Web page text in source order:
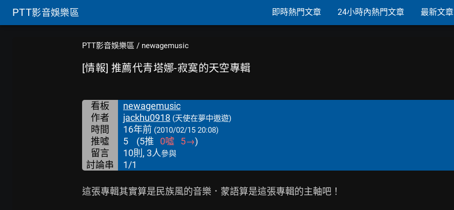
PTT影音娛樂區 即時熱門文章 24小時內熱門文章 最新文章
PTT影音娛樂區 / newagemusic
[情報] 推薦代青塔娜-寂寞的天空專輯
看板
newagemusic
作者
jackhu0918 (天使在夢中遨遊)
時間 16年前 (2010/02/15 20:08)
推噓 5 (5推 0噓 5→)
留言
10則, 3人參與
討論串 1/1
這張專輯其實算是民族風的音樂．蒙語算是這張專輯的主軸吧！